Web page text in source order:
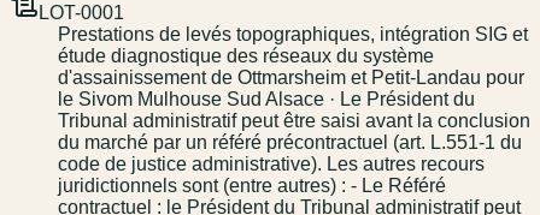
LOT-0001
Prestations de levés topographiques, intégration SIG et
étude diagnostique des réseaux du système
d'assainissement de Ottmarsheim et Petit-Landau pour
le Sivom Mulhouse Sud Alsace · Le Président du
Tribunal administratif peut être saisi avant la conclusion
du marché par un référé précontractuel (art. L.551-1 du
code de justice administrative). Les autres recours
juridictionnels sont (entre autres) : - Le Référé
contractuel : le Président du Tribunal administratif peut